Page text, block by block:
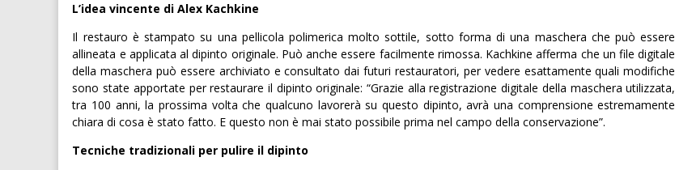
L’idea vincente di Alex Kachkine
Il restauro è stampato su una pellicola polimerica molto sottile, sotto forma di una maschera che può essere
allineata e applicata al dipinto originale. Può anche essere facilmente rimossa. Kachkine afferma che un file digitale
della maschera può essere archiviato e consultato dai futuri restauratori, per vedere esattamente quali modifiche
sono state apportate per restaurare il dipinto originale: “Grazie alla registrazione digitale della maschera utilizzata,
tra 100 anni, la prossima volta che qualcuno lavorerà su questo dipinto, avrà una comprensione estremamente
chiara di cosa è stato fatto. E questo non è mai stato possibile prima nel campo della conservazione”.
Tecniche tradizionali per pulire il dipinto